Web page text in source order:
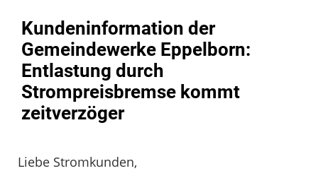
Kundeninformation der
Gemeindewerke Eppelborn:
Entlastung durch
Strompreisbremse kommt
zeitverzöger
Liebe Stromkunden,